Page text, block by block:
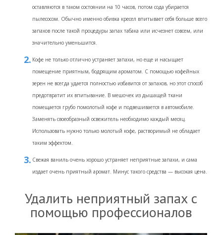
оставляются в таком состоянии на 10 часов, потом сода убирается
пылесосом. Обычно именно обивка кресел впитывает себя больше всего
запахов после такой процедуры запах табака или исчезнет совсем, или
значительно уменьшится.
Кофе не только отлично устраняет запахи, но еще и насыщает
помещение приятным, бодрящим ароматом. С помощью кофейных
зерен не всегда удается полностью избавится от запахов, но этот способ
предотвратит их впитывание. В мешочек из дышащей ткани
помещается грубо помолотый кофе и подвешивается в автомобиле.
Заменять своеобразный освежитель необходимо каждый месяц.
Использовать нужно только молотый кофе, растворимый не обладает
таким эффектом.
Свежая ваниль очень хорошо устраняет неприятные запахи, и сама
издает очень приятный аромат. Минус такого средства — высокая цена.
Удалить неприятный запах с
помощью профессионалов